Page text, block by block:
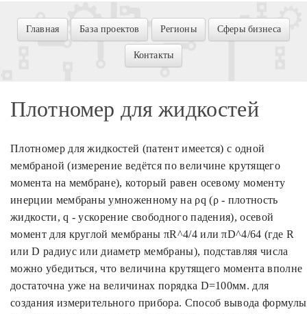
Главная База проектов Регионы Сферы бизнеса
Контакты
Плотномер для жидкостей
Плотномер для жидкостей (патент имеется) с одной
мембраной (измерение ведётся по величине крутящего
момента на мембране), который равен осевому моменту
инерции мембраны умноженному на ρq (ρ - плотность
жидкости, q - ускорение свободного падения), осевой
момент для круглой мембраны πR^4/4 или πD^4/64 (где R
или D радиус или диаметр мембраны), подставляя числа
можно убедиться, что величина крутящего момента вполне
достаточна уже на величинах порядка D=100мм. для
создания измерительного прибора. Способ вывода формулы